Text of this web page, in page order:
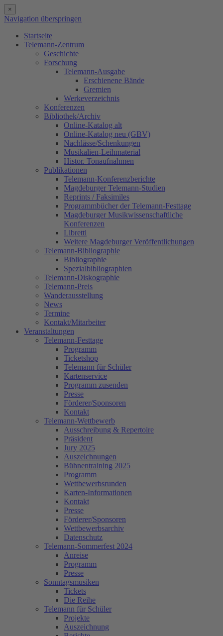
×
Navigation überspringen
Startseite
Telemann-Zentrum
Geschichte
Forschung
Telemann-Ausgabe
Erschienene Bände
Gremien
Werkeverzeichnis
Konferenzen
Bibliothek/Archiv
Online-Katalog alt
Online-Katalog neu (GBV)
Nachlässe/Schenkungen
Musikalien-Leihmaterial
Histor. Tonaufnahmen
Publikationen
Telemann-Konferenzberichte
Magdeburger Telemann-Studien
Reprints / Faksimiles
Programmbücher der Telemann-Festtage
Magdeburger Musikwissenschaftliche
Konferenzen
Libretti
Weitere Magdeburger Veröffentlichungen
Telemann-Bibliographie
Bibliographie
Spezialbibliographien
Telemann-Diskographie
Telemann-Preis
Wanderausstellung
News
Termine
Kontakt/Mitarbeiter
Veranstaltungen
Telemann-Festtage
Programm
Ticketshop
Telemann für Schüler
Kartenservice
Programm zusenden
Presse
Förderer/Sponsoren
Kontakt
Telemann-Wettbewerb
Ausschreibung & Repertoire
Präsident
Jury 2025
Auszeichnungen
Bühnentraining 2025
Programm
Wettbewerbsrunden
Karten-Informationen
Kontakt
Presse
Förderer/Sponsoren
Wettbewerbsarchiv
Datenschutz
Telemann-Sommerfest 2024
Anreise
Programm
Presse
Sonntagsmusiken
Tickets
Die Reihe
Telemann für Schüler
Projekte
Auszeichnung